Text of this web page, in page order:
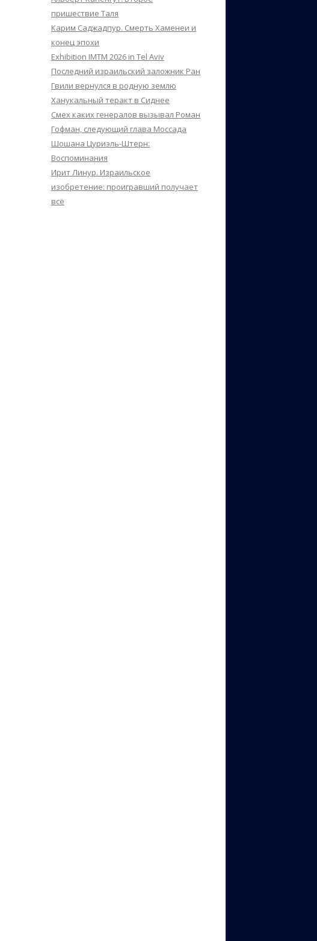
пришествие Таля
Карим Саджадпур. Смерть Хаменеи и
конец эпохи
Exhibition IMTM 2026 in Tel Aviv
Последний израильский заложник Ран
Гвили вернулся в родную землю
Ханукальный теракт в Сиднее
Смех каких генералов вызывал Роман
Гофман, следующий глава Моссада
Шошана Цуриэль-Штерн:
Воспоминания
Ирит Линур. Израильское
изобретение: проигравший получает
всё